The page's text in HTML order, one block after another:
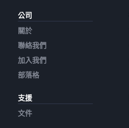
公司
關於
聯絡我們
加入我們
部落格
支援
文件